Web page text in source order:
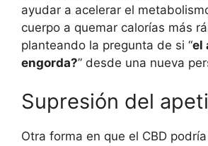
ayudar a acelerar el
cuerpo a quemar calorías más
planteando la pregunta de si “el
engorda?” desde una nueva
Supresión del
Otra forma en que el CBD